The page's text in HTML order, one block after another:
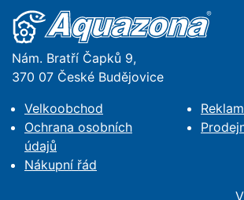
Nám. Bratří Čapků 9,
370 07 České Budějovice
Velkoobchod
Ochrana osobních
údajů
Nákupní řád